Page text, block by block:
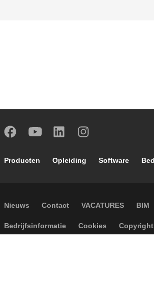
Footer main navigation
Producten Opleiding Software
Footer secondary navigation
Nieuws Contact VACATURES BIM
Footer menu
Bedrijfsinformatie Cookies Copyright